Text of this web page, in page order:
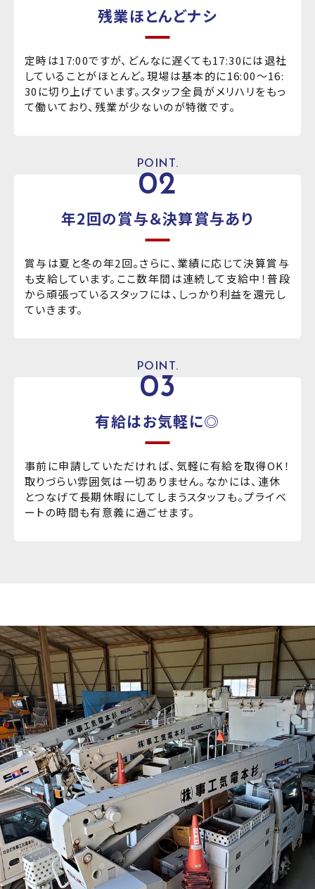
残業ほとんどナシ
定時は17:00ですが、どんなに遅くても17:30には退社
していることがほとんど。現場は基本的に16:00〜16:
30に切り上げています。スタッフ全員がメリハリをもっ
て働いており、残業が少ないのが特徴です。
POINT.
02
年2回の賞与＆決算賞与あり
賞与は夏と冬の年2回。さらに、業績に応じて決算賞与
も支給しています。ここ数年間は連続して支給中！普段
から頑張っているスタッフには、しっかり利益を還元し
ていきます。
POINT.
03
有給はお気軽に◎
事前に申請していただければ、気軽に有給を取得OK！
取りづらい雰囲気は一切ありません。なかには、連休
とつなげて長期休暇にしてしまうスタッフも。プライベ
ートの時間も有意義に過ごせます。